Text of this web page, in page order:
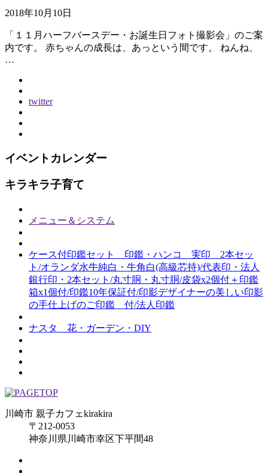
2018年10月10日
「１１月ハーフバースデー・お誕生日フォト撮影会」のご案
内です。 赤ちゃんの成長は、あっという間です。 ねんね、
…
twitter
イベントカレンダー
キラキラ子育て
メニュー＆システム
ケース付印鑑セット 印鑑・ハンコ 実印 2本セッ
ト/オランダ水牛純白・牛角白(高級芯持)/代表印・法人
銀行印・2本セット/丸寸胴・丸寸胴/皮袋x2個付＋印鑑
箱x1個付/印鑑10年保証付/印影デザイナーの美しい印影
の手仕上げのご印鑑 付/法人印鑑
ナスタ 花・ガーデン・DIY
川崎市 親子カフェkirakira
〒212-0053
神奈川県川崎市幸区下平間48